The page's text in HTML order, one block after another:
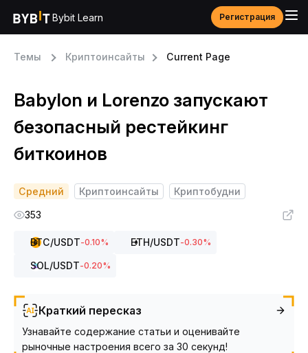
Bybit Learn Регистрация
Темы Криптоинсайты Current Page
Babylon и Lorenzo запускают
безопасный рестейкинг
биткоинов
Средний Криптоинсайты
Криптобудни
353
BTC/USDT-0.10% ETH/USDT-0.30%
SOL/USDT-0.20%
Краткий пересказ
Узнавайте содержание статьи и оценивайте
рыночные настроения всего за 30 секунд!